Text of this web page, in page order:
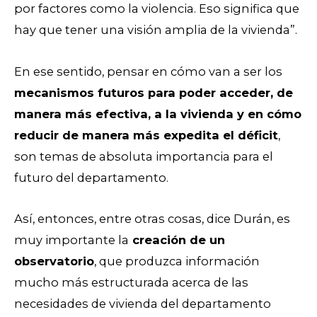
por factores como la violencia. Eso significa que
hay que tener una visión amplia de la vivienda”.
En ese sentido, pensar en cómo van a ser los
mecanismos futuros para poder acceder, de
manera más efectiva, a la vivienda y en cómo
reducir de manera más expedita el déficit,
son temas de absoluta importancia para el
futuro del departamento.
Así, entonces, entre otras cosas, dice Durán, es
muy importante la creación de un
observatorio, que produzca información
mucho más estructurada acerca de las
necesidades de vivienda del departamento